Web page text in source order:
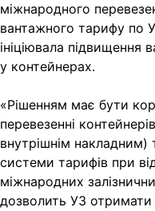
міжнародного
вантажного тарифу по
ініціювала підвищення
у контейнерах.
«Рішенням має бути
перевезенні
внутрішнім накладним)
системи тарифів при
міжнародних
дозволить УЗ отримати